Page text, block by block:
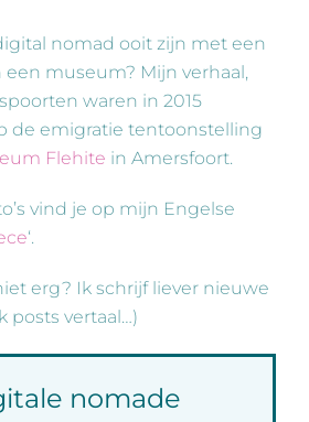
nomad ooit zijn met een
museum? Mijn verhaal,
waren in 2015
de emigratie tentoonstelling
Flehite in Amersfoort.
vind je op mijn Engelse
‘.
erg? Ik schrijf liever nieuwe
posts vertaal…)
nomade